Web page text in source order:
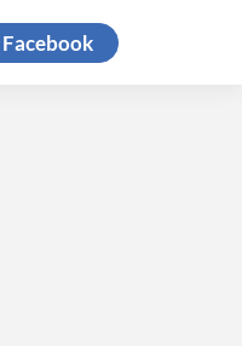
Facebook